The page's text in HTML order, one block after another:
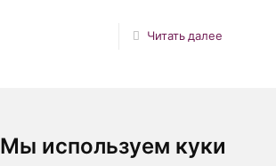
Мы используем куки
Читать далее
Следующая страница